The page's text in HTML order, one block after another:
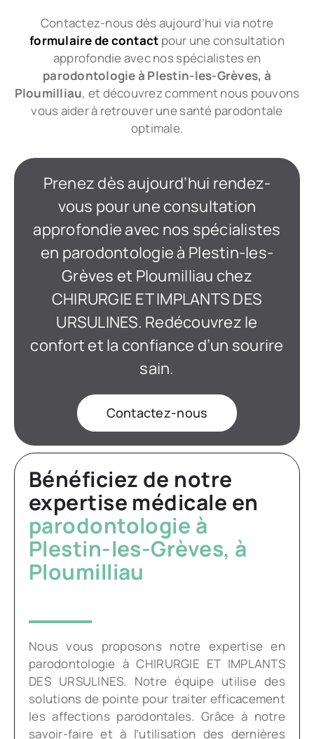
Contactez-nous dès aujourd’hui via notre
formulaire de contact pour une consultation
approfondie avec nos spécialistes en
parodontologie à Plestin-les-Grèves, à
Ploumilliau, et découvrez comment nous pouvons
vous aider à retrouver une santé parodontale
optimale.
Prenez dès aujourd’hui rendez-
vous pour une consultation
approfondie avec nos spécialistes
en parodontologie à Plestin-les-
Grèves et Ploumilliau chez
CHIRURGIE ET IMPLANTS DES
URSULINES. Redécouvrez le
confort et la confiance d’un sourire
sain.
Contactez-nous
Bénéficiez de notre
expertise médicale en
parodontologie à
Plestin-les-Grèves, à
Ploumilliau
Nous vous proposons notre expertise en
parodontologie à CHIRURGIE ET IMPLANTS
DES URSULINES. Notre équipe utilise des
solutions de pointe pour traiter efficacement
les affections parodontales. Grâce à notre
savoir-faire et à l’utilisation des dernières